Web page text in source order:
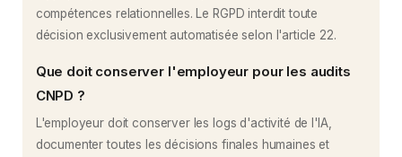
compétences relationnelles. Le RGPD interdit toute
décision exclusivement automatisée selon l'article 22.
Que doit conserver l'employeur pour les audits
CNPD ?
L'employeur doit conserver les logs d'activité de l'IA,
documenter toutes les décisions finales humaines et